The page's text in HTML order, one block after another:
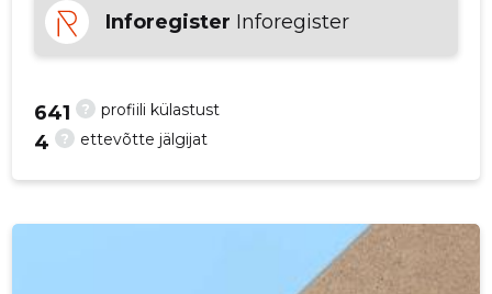
Inforegister Inforegister
? profiili külastust
641
? ettevõtte jälgijat
4